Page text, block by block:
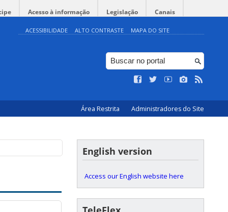
Acesso à informação Legislação Canais
ACESSIBILIDADE ALTO CONTRASTE MAPA DO SITE
Área Restrita Administradores do Site
English version
Access our English website here